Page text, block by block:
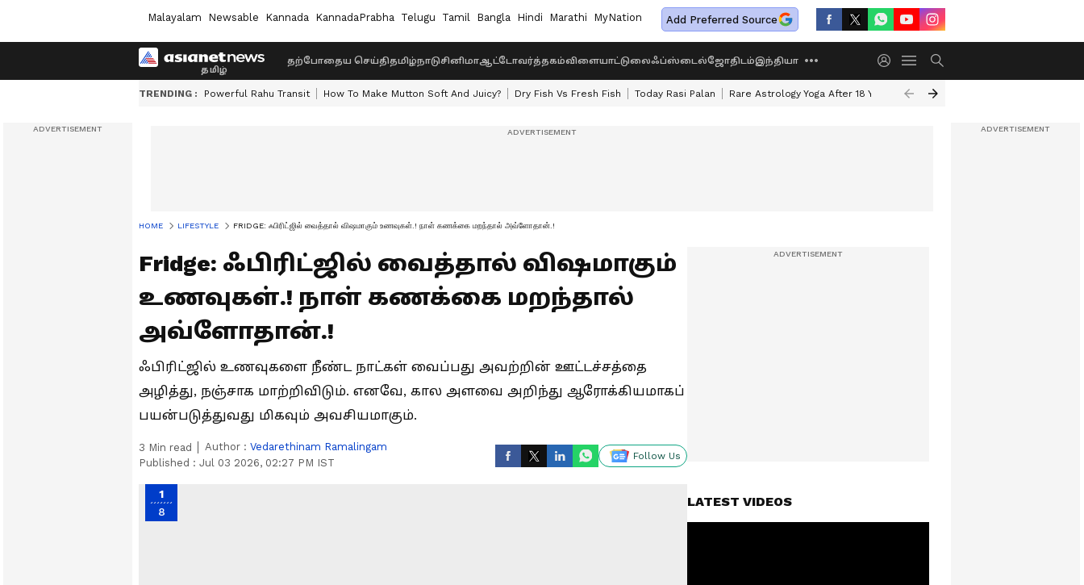
Malayalam Newsable Kannada KannadaPrabha Telugu Tamil Bangla Hindi Marathi MyNation Add Preferred Source
தற்போதைய செய்திதமிழ்நாடுசினிமாஆட்டோவர்த்தகம்விளையாட்டுலைஃப்ஸ்டைல்ஜோதிடம்இந்தியா
TRENDING : Powerful Rahu Transit How To Make Mutton Soft And Juicy? Dry Fish Vs Fresh Fish Today Rasi Palan Rare Astrology Yoga After 18 Years Dwi Pushkar Yoga 2026
HOME LIFESTYLE FRIDGE: ஃபிரிட்ஜில் வைத்தால் விஷமாகும் உணவுகள்.! நாள் கணக்கை மறந்தால் அவ்ளோதான்.!
Fridge: ஃபிரிட்ஜில் வைத்தால் விஷமாகும்
உணவுகள்.! நாள் கணக்கை மறந்தால்
அவ்ளோதான்.!
ஃபிரிட்ஜில் உணவுகளை நீண்ட நாட்கள் வைப்பது அவற்றின் ஊட்டச்சத்தை
அழித்து, நஞ்சாக மாற்றிவிடும். எனவே, கால அளவை அறிந்து ஆரோக்கியமாகப்
பயன்படுத்துவது மிகவும் அவசியமாகும்.
3 Min read Author : Vedarethinam Ramalingam
Published : Jul 03 2026, 02:27 PM IST
Follow Us
1
8
LATEST VIDEOS